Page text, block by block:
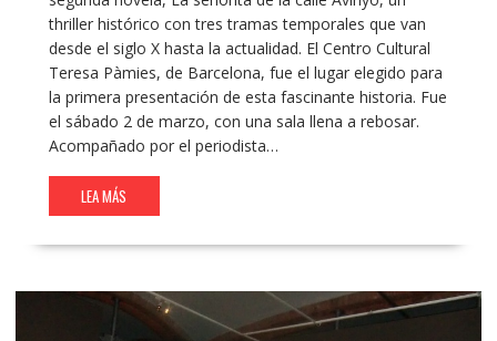
thriller histórico con tres tramas temporales que van
desde el siglo X hasta la actualidad. El Centro Cultural
Teresa Pàmies, de Barcelona, fue el lugar elegido para
la primera presentación de esta fascinante historia. Fue
el sábado 2 de marzo, con una sala llena a rebosar.
Acompañado por el periodista…
LEA MÁS